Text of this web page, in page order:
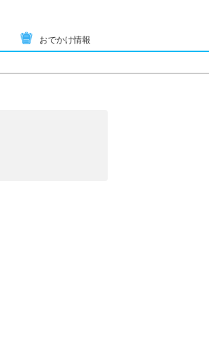
おでかけ情報